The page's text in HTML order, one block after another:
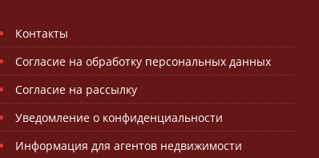
Контакты
Согласие на обработку персональных данных
Согласие на рассылку
Уведомление о конфиденциальности
Информация для агентов недвижимости